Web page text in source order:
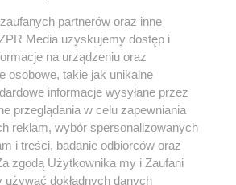
w serwisie nie może być powielany i
rozpowszechniany w jakikolwiek sposób (w
lub mechaniczny) na jakimkolwiek polu
formie, włącznie z umieszczaniem w
właściciela praw. Jakiekolwiek użycie lub
całości lub w części z naruszeniem prawa,
jest zabronione pod groźbą kary i może być
partnerów oraz inne
Media uzyskujemy dostęp i
na urządzeniu oraz
osobowe, takie jak unikalne
informacje wysyłane przez
przeglądania w celu zapewniania
reklam, wybór spersonalizowanych
i treści, badanie odbiorców oraz
zgodą Użytkownika my i Zaufani
dokładnych danych